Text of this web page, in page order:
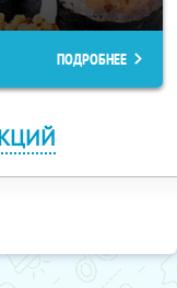
ПОДРОБНЕЕ